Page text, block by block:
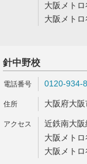
大阪メト
大阪メト
針中野校
0120-934-
大阪府大
近鉄南大
大阪メト
大阪メト